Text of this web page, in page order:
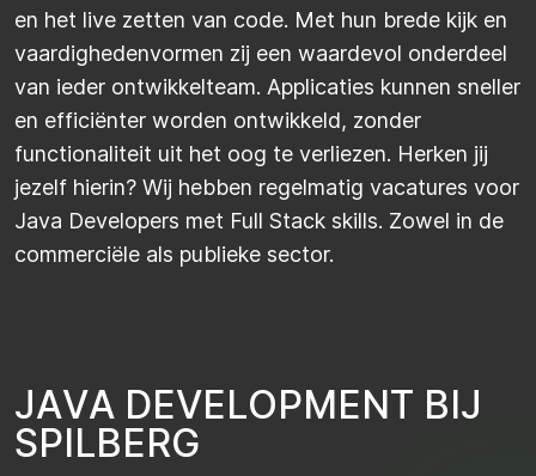
en het live zetten van code. Met hun brede kijk en
vaardighedenvormen zij een waardevol onderdeel
van ieder ontwikkelteam. Applicaties kunnen sneller
en efficiënter worden ontwikkeld, zonder
functionaliteit uit het oog te verliezen. Herken jij
jezelf hierin? Wij hebben regelmatig vacatures voor
Java Developers met Full Stack skills. Zowel in de
commerciële als publieke sector.
JAVA DEVELOPMENT BIJ
SPILBERG